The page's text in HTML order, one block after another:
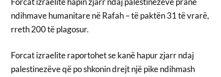
ndihmave humanitare në Rafah – të paktën 31 të vrarë,
rreth 200 të plagosur.
Forcat izraelite raportohet se kanë hapur zjarr ndaj
palestinezëve që po shkonin drejt një pike ndihmash